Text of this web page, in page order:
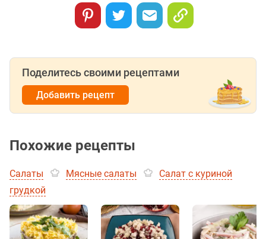
Поделитесь своими рецептами
Добавить рецепт
Похожие рецепты
Салаты Мясные салаты
Салат с куриной
грудкой